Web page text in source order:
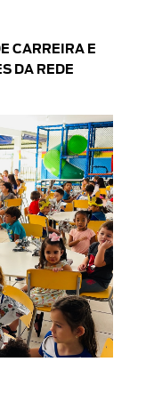
CARREIRA E
DA REDE